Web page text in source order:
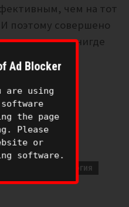
чем на тот
поэтому совершено
у пиратов и нигде
и
НОВАЯ ХРОНОЛОГИЯ
Ad Blocker
are using
the page
Please
or
software.